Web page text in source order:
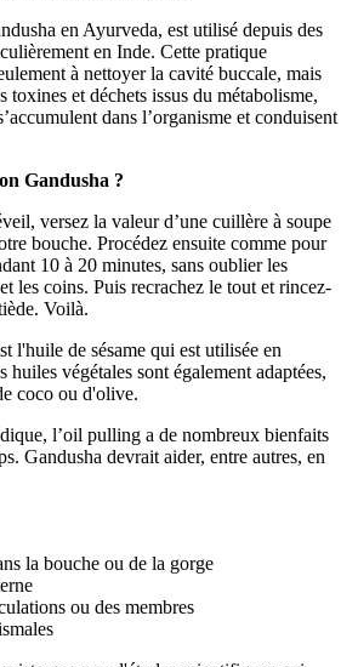
en Ayurveda, est utilisé depuis des
en Inde. Cette pratique
à nettoyer la cavité buccale, mais
toxines et déchets issus du métabolisme,
dans l’organisme et conduisent
Gandusha ?
versez la valeur d’une cuillère à soupe
bouche. Procédez ensuite comme pour
10 à 20 minutes, sans oublier les
les coins. Puis recrachez le tout et rincez-
Voilà.
l'huile de sésame qui est utilisée en
huiles végétales sont également adaptées,
coco ou d'olive.
l’oil pulling a de nombreux bienfaits
Gandusha devrait aider, entre autres, en
la bouche ou de la gorge
ou des membres